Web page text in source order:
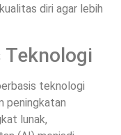
diri agar lebih
Teknologi
teknologi
peningkatan
lunak,